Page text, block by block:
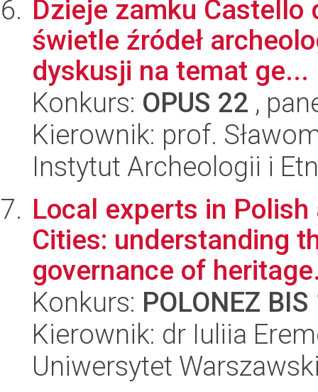
Dzieje zamku Castello
świetle źródeł
dyskusji na temat ge...
Konkurs: OPUS 22 ,
Kierownik: prof.
Instytut Archeologii i
Local experts in
Cities: understanding
governance of
Konkurs: POLONEZ BIS
Kierownik: dr Iuliia
Uniwersytet